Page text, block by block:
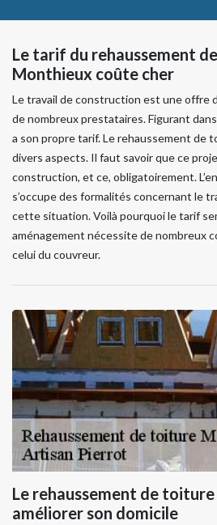
Le tarif du rehaussement
Monthieux coûte cher
Le travail de construction est une offre
de nombreux prestataires. Figurant
a son propre tarif. Le rehaussement de
divers aspects. Il faut savoir que ce
construction, et ce, obligatoirement.
s’occupe des formalités concernant le
cette situation. Voilà pourquoi le tarif
aménagement nécessite de nombreux
celui du couvreur.
Le rehaussement de
améliorer son domicile